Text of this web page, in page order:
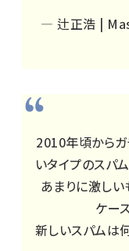
— 辻正浩 |
2010年頃からガ
いタイプのスパ
あまりに激しい
ケー
新しいスパムは